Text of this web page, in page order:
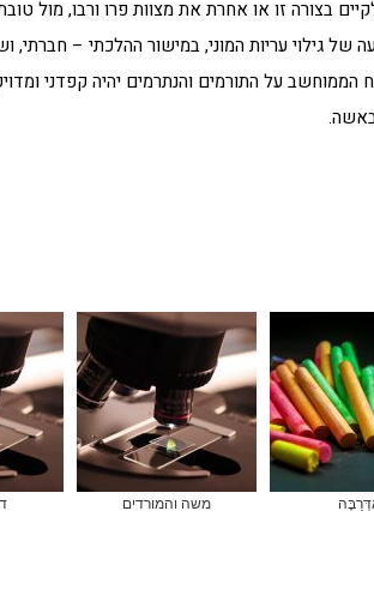
בצורה זו או אחרת את מצוות פרו ורבו, מול
של גילוי עריות המוני, במישור ההלכתי – חברתי,
הממוחשב על התורמים והנתרמים יהיה קפדני
משה והמורדים